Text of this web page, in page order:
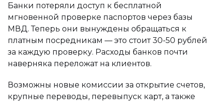
Банки потеряли доступ к бесплатной
мгновенной проверке паспортов через базы
МВД. Теперь они вынуждены обращаться к
платным посредникам — это стоит 30-50 рублей
за каждую проверку. Расходы банков почти
наверняка переложат на клиентов.
Возможны новые комиссии за открытие счетов,
крупные переводы, перевыпуск карт, а также